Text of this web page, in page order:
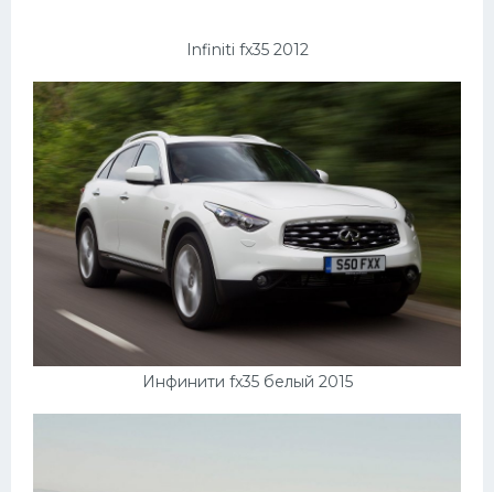
Infiniti fx35 2012
Инфинити fx35 белый 2015
Подводные лодки
Митсубиси
Киа
Танки
Крайслер
Самолеты